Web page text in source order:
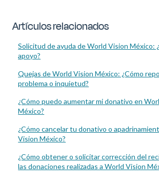
Artículos relacionados
Solicitud de ayuda de World Vision México:
apoyo?
Quejas de World Vision México: ¿Cómo
problema o inquietud?
¿Cómo puedo aumentar mi donativo en
México?
¿Cómo cancelar tu donativo o
Vision México?
¿Cómo obtener o solicitar corrección del
las donaciones realizadas a World Vision